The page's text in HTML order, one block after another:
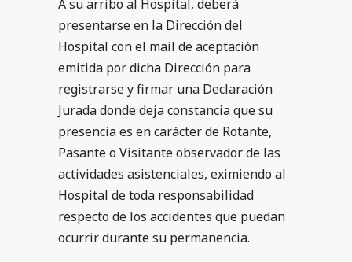
A su arribo al Hospital, deberá
presentarse en la Dirección del
Hospital con el mail de aceptación
emitida por dicha Dirección para
registrarse y firmar una Declaración
Jurada donde deja constancia que su
presencia es en carácter de Rotante,
Pasante o Visitante observador de las
actividades asistenciales, eximiendo al
Hospital de toda responsabilidad
respecto de los accidentes que puedan
ocurrir durante su permanencia.